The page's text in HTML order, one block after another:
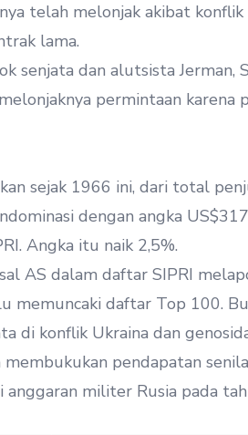
telah melonjak akibat konflik
lama.
senjata dan alutsista Jerman,
permintaan karena
sejak 1966 ini, dari total
dengan angka
Angka itu naik 2,5%.
AS dalam daftar SIPRI
memuncaki daftar Top 100.
di konflik Ukraina dan
pendapatan
militer Rusia pada